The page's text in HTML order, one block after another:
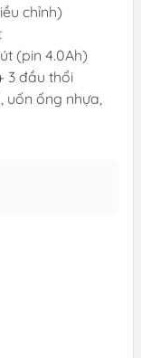
chỉnh)
(pin 4.0Ah)
3 đầu thổi
uốn ống nhựa,